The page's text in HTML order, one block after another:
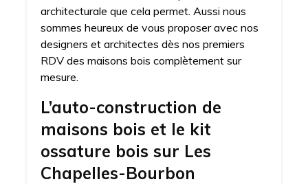
architecturale que cela permet. Aussi nous
sommes heureux de vous proposer avec nos
designers et architectes dès nos premiers
RDV des maisons bois complètement sur
mesure.
L’auto-construction de
maisons bois et le kit
ossature bois sur Les
Chapelles-Bourbon